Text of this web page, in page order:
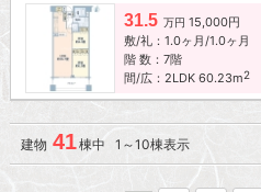
31.5 万円 15,000円
敷/礼：1.0ヶ月/1.0ヶ月
階 数：7階
間/広：2LDK 60.23m2
建物 41棟中 1～10棟表示